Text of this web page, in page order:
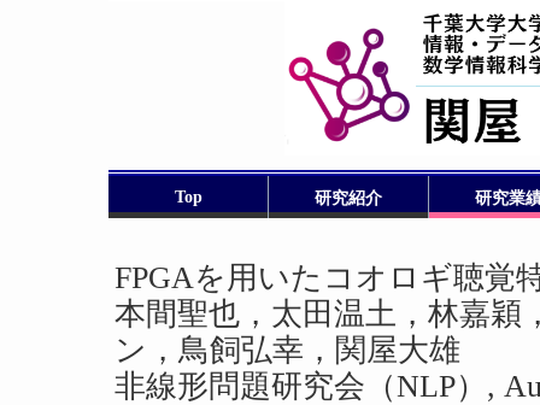
Top 研究紹介 研究業
FPGAを用いたコオロギ聴覚
本間聖也，太田温土，林嘉穎
ン，鳥飼弘幸，関屋大雄
非線形問題研究会（NLP）,